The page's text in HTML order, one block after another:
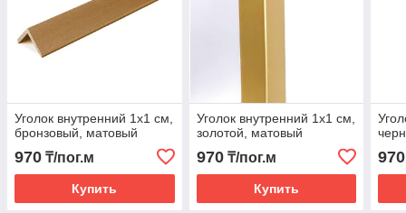
Уголок внутренний 1х1 см,
бронзовый, матовый
970 ₸/пог.м
Купить
Уголок внутренний 1х1 см,
золотой, матовый
970₸/пог.м
Купить
970